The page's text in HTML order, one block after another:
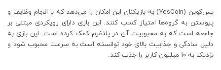
یس‌کوین (YesCoin) به بازیکنان این امکان را می‌دهد که با انجام وظایف و
پیوستن به گروه‌ها امتیاز کسب کنند. این بازی دارای رویکردی مبتنی بر
جامعه است که به محبوبیت آن در پلتفرم کمک کرده است. این بازی به
دلیل سادگی و جذابیت بالای خود توانسته است به سرعت محبوب شود و
نزدیک به ۱۰ میلیون کاربر را جذب کند.